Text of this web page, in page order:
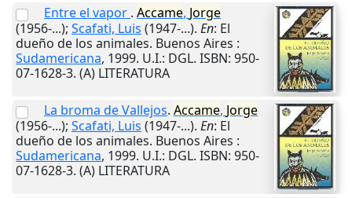
Entre el vapor . Accame, Jorge
(1956-...); Scafati, Luis (1947-...). En: El
dueño de los animales. Buenos Aires :
Sudamericana, 1999. U.I.: DGL. ISBN: 950-
07-1628-3. (A) LITERATURA
La broma de Vallejos. Accame, Jorge
(1956-...); Scafati, Luis (1947-...). En: El
dueño de los animales. Buenos Aires :
Sudamericana, 1999. U.I.: DGL. ISBN: 950-
07-1628-3. (A) LITERATURA